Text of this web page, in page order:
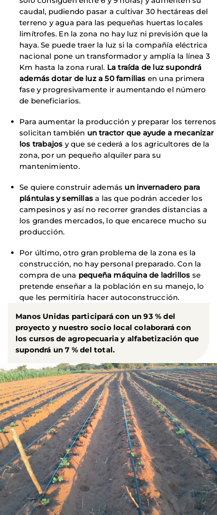
caudal, pudiendo pasar a cultivar 30 hectáreas del
terreno y agua para las pequeñas huertas locales
limítrofes. En la zona no hay luz ni previsión que la
haya. Se puede traer la luz si la compañía eléctrica
nacional pone un transformador y amplía la línea 3
Km hasta la zona rural. La traída de luz supondrá
además dotar de luz a 50 familias en una primera
fase y progresivamente ir aumentando el número
de beneficiarios.
Para aumentar la producción y preparar los terrenos
solicitan también un tractor que ayude a mecanizar
los trabajos y que se cederá a los agricultores de la
zona, por un pequeño alquiler para su
mantenimiento.
Se quiere construir además un invernadero para
plántulas y semillasa las que podrán acceder los
campesinos y así no recorrer grandes distancias a
los grandes mercados, lo que encarece mucho su
producción.
Por último, otro gran problema de la zona es la
construcción, no hay personal preparado. Con la
compra de una pequeña máquina de ladrillos se
pretende enseñar a la población en su manejo, lo
que les permitiría hacer autoconstrucción.
Manos Unidas participará con un 93 % del
proyecto y nuestro socio local colaborará con
los cursos de agropecuaria y alfabetización que
supondrá un 7 % del total.